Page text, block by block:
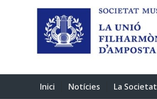
Inici Notícies La Societat